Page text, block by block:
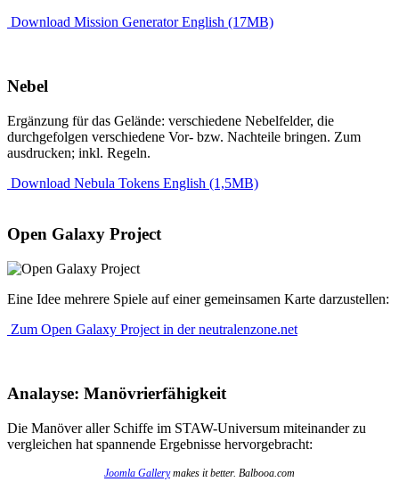
Download Mission Generator English (17MB)
Nebel
Ergänzung für das Gelände: verschiedene Nebelfelder, die
durchgefolgen verschiedene Vor- bzw. Nachteile bringen. Zum
ausdrucken; inkl. Regeln.
Download Nebula Tokens English (1,5MB)
Open Galaxy Project
Eine Idee mehrere Spiele auf einer gemeinsamen Karte darzustellen:
Zum Open Galaxy Project in der neutralenzone.net
Analayse: Manövrierfähigkeit
Die Manöver aller Schiffe im STAW-Universum miteinander zu
vergleichen hat spannende Ergebnisse hervorgebracht:
Joomla Gallerymakes it better. Balbooa.com